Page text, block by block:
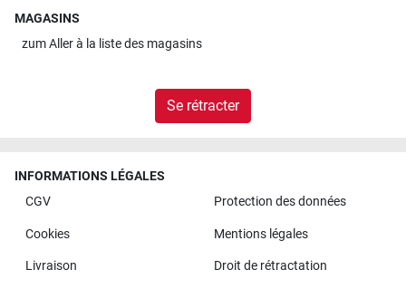
MAGASINS
zumAller à la liste des magasins
Se rétracter
INFORMATIONS LÉGALES
CGV
Protection des données
Cookies Mentions légales
Livraison Droit de rétractation